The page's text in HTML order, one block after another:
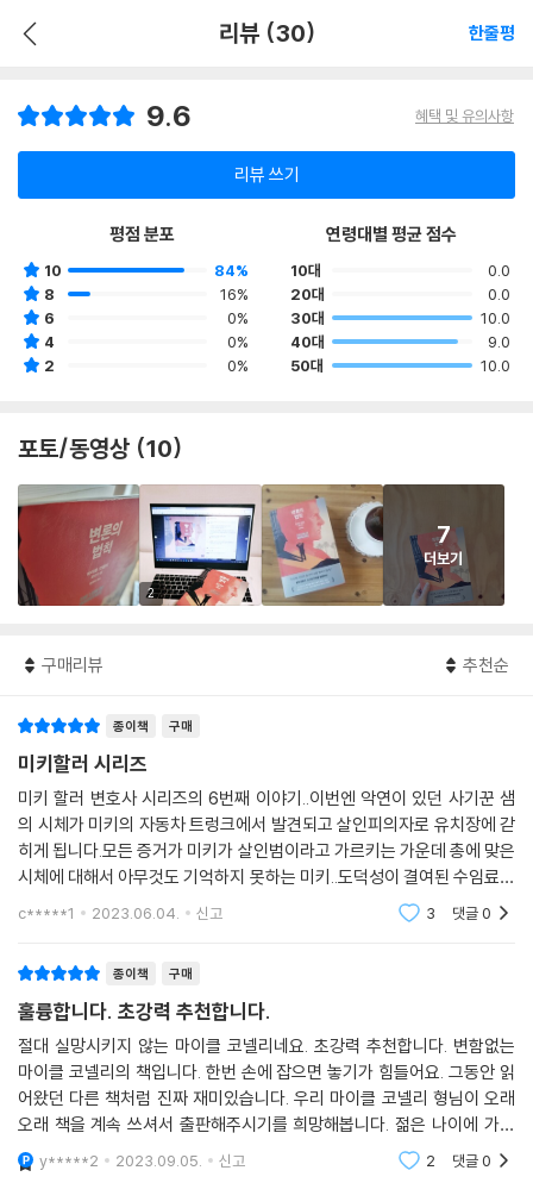
리뷰 (30) 한줄평
9.6 혜택 및 유의사항
리뷰 쓰기
평점 분포
10
84%
8
16%
6
0%
4
0%
2
0%
연령대별 평균 점수
10대
0.0
20대
0.0
30대
10.0
40대
9.0
50대
10.0
포토/동영상 (10)
2
7
더보기
구매리뷰 추천순
종이책 구매
미키할러 시리즈
미키 할러 변호사 시리즈의 6번째 이야기..이번엔 악연이 있던 사기꾼 샘
의 시체가 미키의 자동차 트렁크에서 발견되고 살인피의자로 유치장에 갇
히게 됩니다.모든 증거가 미키가 살인범이라고 가르키는 가운데 총에 맞은
시체에 대해서 아무것도 기억하지 못하는 미키..도덕성이 결여된 수임료만
쫓던 미카가 이젠 자신의 무죄를 변론해야하는 상황이 되었습니다. 역시
c*****1 2023.06.04. 신고 3 댓글0
종이책 구매
훌륭합니다. 초강력 추천합니다.
절대 실망시키지 않는 마이클 코넬리네요. 초강력 추천합니다. 변함없는
마이클 코넬리의 책입니다. 한번 손에 잡으면 놓기가 힘들어요. 그동안 읽
어왔던 다른 책처럼 진짜 재미있습니다. 우리 마이클 코넬리 형님이 오래
오래 책을 계속 쓰셔서 출판해주시기를 희망해봅니다. 젊은 나이에 가신
빈스 플린이 많이 아쉽습니다. 건강하세요.
y*****2 2023.09.05. 신고 2 댓글0